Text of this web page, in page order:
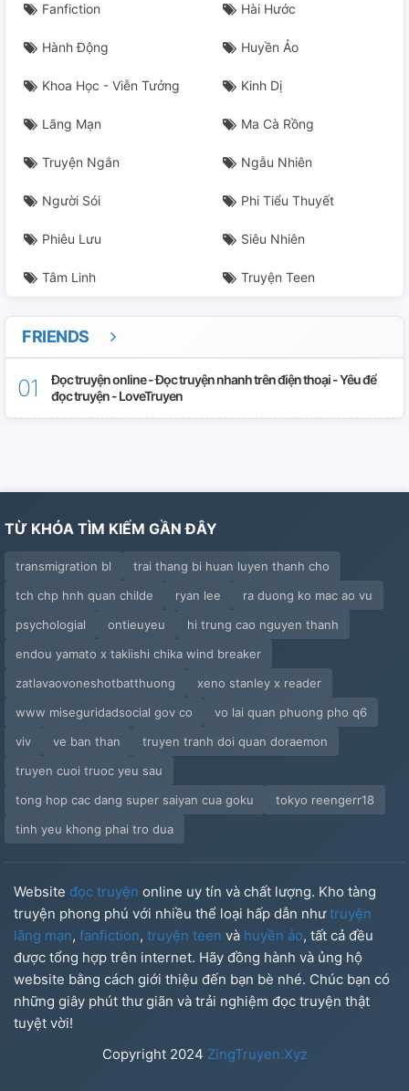
Fanfiction Hài Hước
Hành Động Huyền Ảo
Khoa Học - Viễn Tưởng Kinh Dị
Lãng Mạn Ma Cà Rồng
Truyện Ngắn Ngẫu Nhiên
Người Sói Phi Tiểu Thuyết
Phiêu Lưu Siêu Nhiên
Tâm Linh Truyện Teen
FRIENDS
Đọc truyện online - Đọc truyện nhanh trên điện thoại - Yêu để
đọc truyện - LoveTruyen
TỪ KHÓA TÌM KIẾM GẦN ĐÂY
transmigration bl
trai thang bi huan luyen thanh cho
tch chp hnh quan childe
ryan lee
ra duong ko mac ao vu
psychologial
ontieuyeu
hi trung cao nguyen thanh
endou yamato x takiishi chika wind breaker
zatlavaovoneshotbatthuong
xeno stanley x reader
www miseguridadsocial gov co
vo lai quan phuong pho q6
viv
ve ban than
truyen tranh doi quan doraemon
truyen cuoi truoc yeu sau
tong hop cac dang super saiyan cua goku
tokyo reengerr18
tinh yeu khong phai tro dua
Website đọc truyện online uy tín và chất lượng. Kho tàng
truyện phong phú với nhiều thể loại hấp dẫn nhưtruyện
lãng mạn, fanfiction, truyện teen và huyền ảo, tất cả đều
được tổng hợp trên internet. Hãy đồng hành và ủng hộ
website bằng cách giới thiệu đến bạn bè nhé. Chúc bạn có
những giây phút thư giãn và trải nghiệm đọc truyện thật
tuyệt vời!
Copyright 2024 ZingTruyen.Xyz